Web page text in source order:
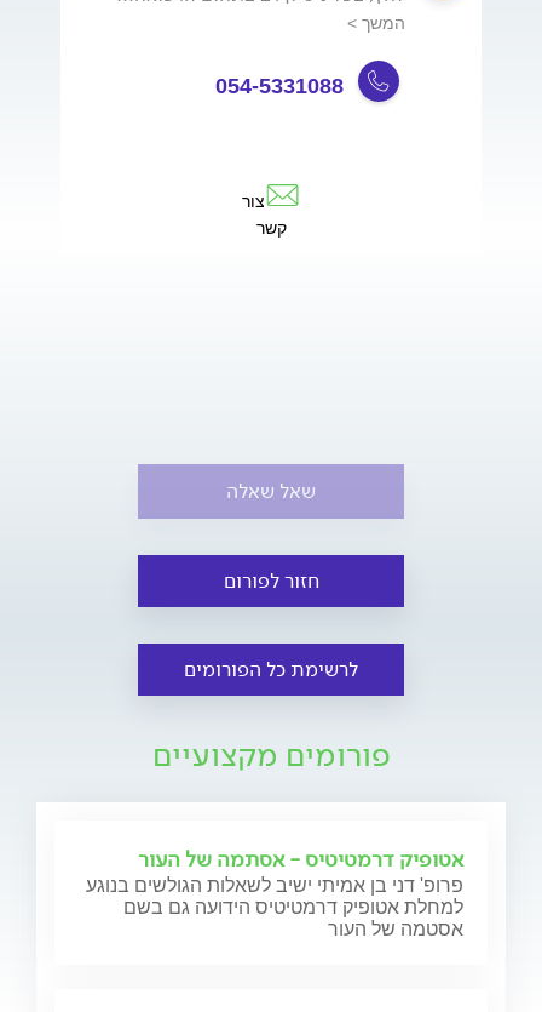
המשך >
054-5331088
צור
קשר
שאל שאלה
חזור לפורום
לרשימת כל הפורומים
פורומים מקצועיים
אטופיק דרמטיטיס - אסתמה של העור
פרופ' דני בן אמיתי ישיב לשאלות הגולשים בנוגע
למחלת אטופיק דרמטיטיס הידועה גם בשם
אסטמה של העור